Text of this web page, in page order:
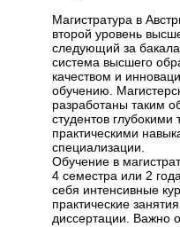
Магистратура в
второй уровень
следующий за
система высшего
качеством и
обучению.
разработаны таким
студентов
практическими
специализации.
Обучение в
4 семестра или 2
себя интенсивные
практические
диссертации. Важно